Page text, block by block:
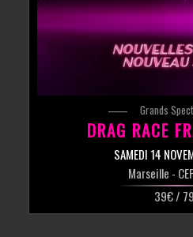
Grands
DRAG RACE
SAMEDI 14
Marseille -
39€ /